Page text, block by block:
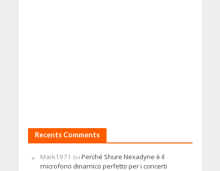
Recents Comments
Mark1971 su Perché Shure Nexadyne è il
microfono dinamico perfetto per i concerti